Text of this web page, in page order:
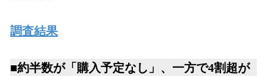
調査結果
■約半数が「購入予定なし」、一方で4割超が